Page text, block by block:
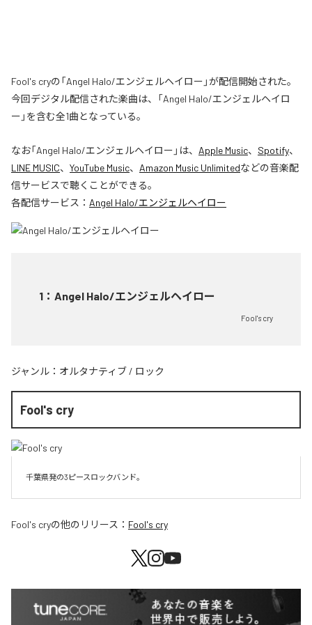
Fool's cryの「Angel Halo/エンジェルヘイロー」が配信開始された。
今回デジタル配信された楽曲は、「Angel Halo/エンジェルヘイロ
ー」を含む全1曲となっている。
なお「Angel Halo/エンジェルヘイロー 」は、 Apple Music、 Spotify、
LINE MUSIC、 YouTube Music、 Amazon Music Unlimitedなどの音楽配
信サービスで聴くことができる。
各配信サービス： Angel Halo/エンジェルヘイロー
1 ： Angel Halo/エンジェルヘイロー
Fool's cry
ジャンル： オルタナティブ / ロック
Fool's cry
千葉県発の3ピースロックバンド。
Fool's cryの他のリリース： Fool's cry